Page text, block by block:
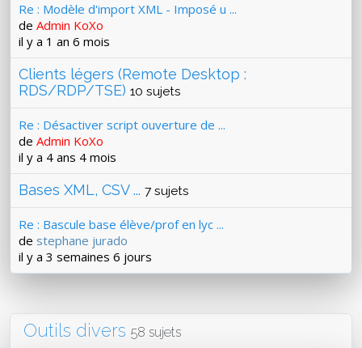
Re : Modèle d'import XML - Imposé u ...
de Admin KoXo
il y a 1 an 6 mois
Clients légers (Remote Desktop :
RDS/RDP/TSE) 10 sujets
Re : Désactiver script ouverture de ...
de Admin KoXo
il y a 4 ans 4 mois
Bases XML, CSV ... 7 sujets
Re : Bascule base élève/prof en lyc ...
de stephane jurado
il y a 3 semaines 6 jours
Outils divers 58 sujets